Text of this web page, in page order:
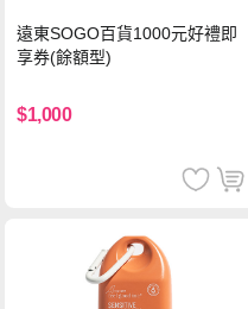
遠東SOGO百貨1000元好禮即
享券(餘額型)
$1,000